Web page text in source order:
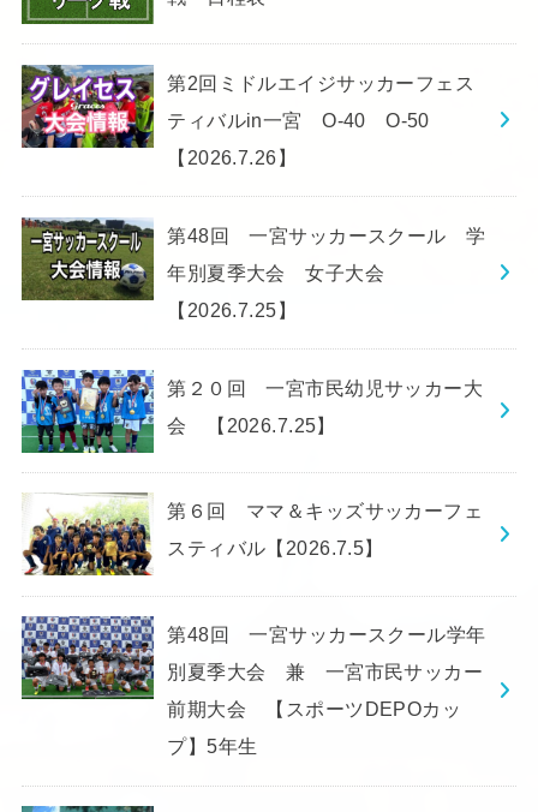
第2回ミドルエイジサッカーフェス
ティバルin一宮 O-40 O-50
【2026.7.26】
第48回 一宮サッカースクール 学
年別夏季大会 女子大会
【2026.7.25】
第２０回 一宮市民幼児サッカー大
会 【2026.7.25】
第６回 ママ＆キッズサッカーフェ
スティバル【2026.7.5】
第48回 一宮サッカースクール学年
別夏季大会 兼 一宮市民サッカー
前期大会 【スポーツDEPOカッ
プ】5年生